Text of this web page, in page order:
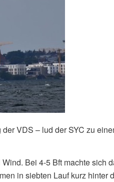
VDS – lud der SYC zu
Bei 4-5 Bft machte sich
in siebten Lauf kurz hinter